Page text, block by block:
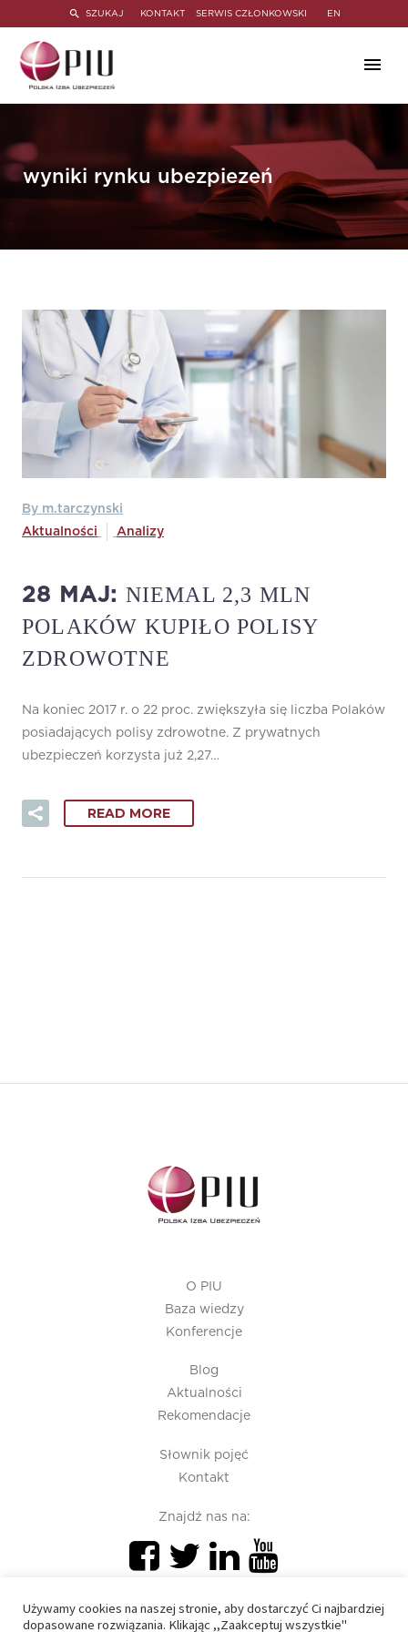
SZUKAJ KONTAKT SERWIS CZŁONKOWSKI EN
wyniki rynku ubezpiezeń
By m.tarczynski
Aktualności
Analizy
28 MAJ: NIEMAL 2,3 MLN
POLAKÓW KUPIŁO POLISY
ZDROWOTNE
Na koniec 2017 r. o 22 proc. zwiększyła się liczba Polaków
posiadających polisy zdrowotne. Z prywatnych
ubezpieczeń korzysta już 2,27…
READ MORE
O PIU
Baza wiedzy
Konferencje
Blog
Aktualności
Rekomendacje
Słownik pojęć
Kontakt
Znajdź nas na:
Używamy cookies na naszej stronie, aby dostarczyć Ci najbardziej
dopasowane rozwiązania. Klikając ,,Zaakceptuj wszystkie"